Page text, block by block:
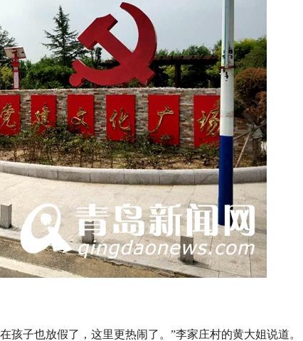
孩子也放假了，这里更热闹了。”李家庄村的黄大姐说道。